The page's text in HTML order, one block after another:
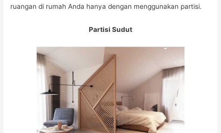
ruangan di rumah Anda hanya dengan menggunakan partisi.
Partisi Sudut